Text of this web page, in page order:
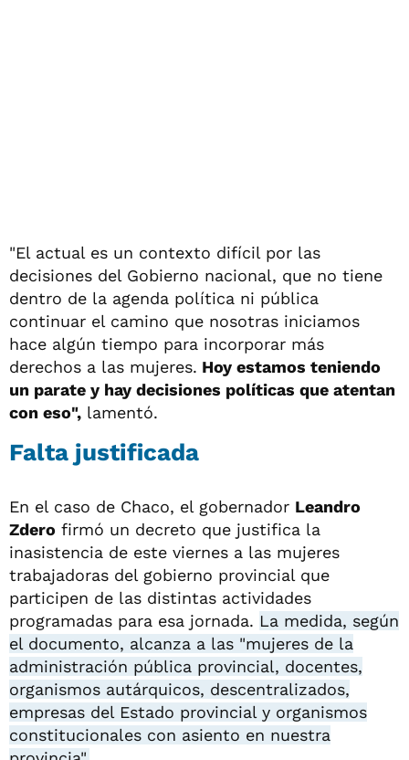
"El actual es un contexto difícil por las
decisiones del Gobierno nacional, que no tiene
dentro de la agenda política ni pública
continuar el camino que nosotras iniciamos
hace algún tiempo para incorporar más
derechos a las mujeres. Hoy estamos teniendo
un parate y hay decisiones políticas que atentan
con eso", lamentó.
Falta justificada
En el caso de Chaco, el gobernador Leandro
Zdero firmó un decreto que justifica la
inasistencia de este viernes a las mujeres
trabajadoras del gobierno provincial que
participen de las distintas actividades
programadas para esa jornada. La medida, según
el documento, alcanza a las "mujeres de la
administración pública provincial, docentes,
organismos autárquicos, descentralizados,
empresas del Estado provincial y organismos
constitucionales con asiento en nuestra